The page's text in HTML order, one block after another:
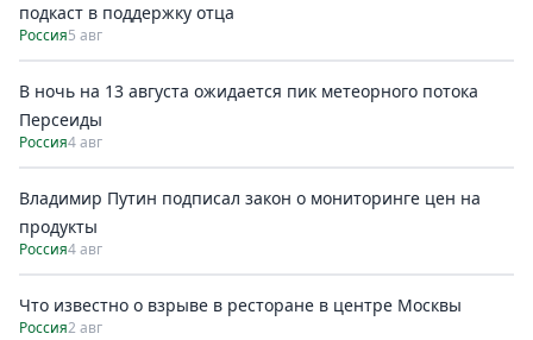
подкаст в поддержку отца
Россия5 авг
В ночь на 13 августа ожидается пик метеорного потока
Персеиды
Россия4 авг
Владимир Путин подписал закон о мониторинге цен на
продукты
Россия4 авг
Что известно о взрыве в ресторане в центре Москвы
Россия2 авг